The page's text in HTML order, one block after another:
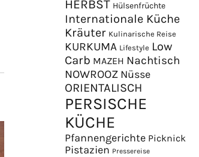
HERBST Hülsenfrüchte
Internationale Küche
Kräuter Kulinarische Reise
KURKUMA Lifestyle Low
Carb MAZEH Nachtisch
NOWROOZ Nüsse
ORIENTALISCH
PERSISCHE
KÜCHE
Pfannengerichte Picknick
Pistazien Pressereise